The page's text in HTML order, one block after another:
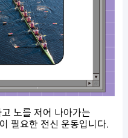
노를 저어 나아가는
필요한 전신 운동입니다.